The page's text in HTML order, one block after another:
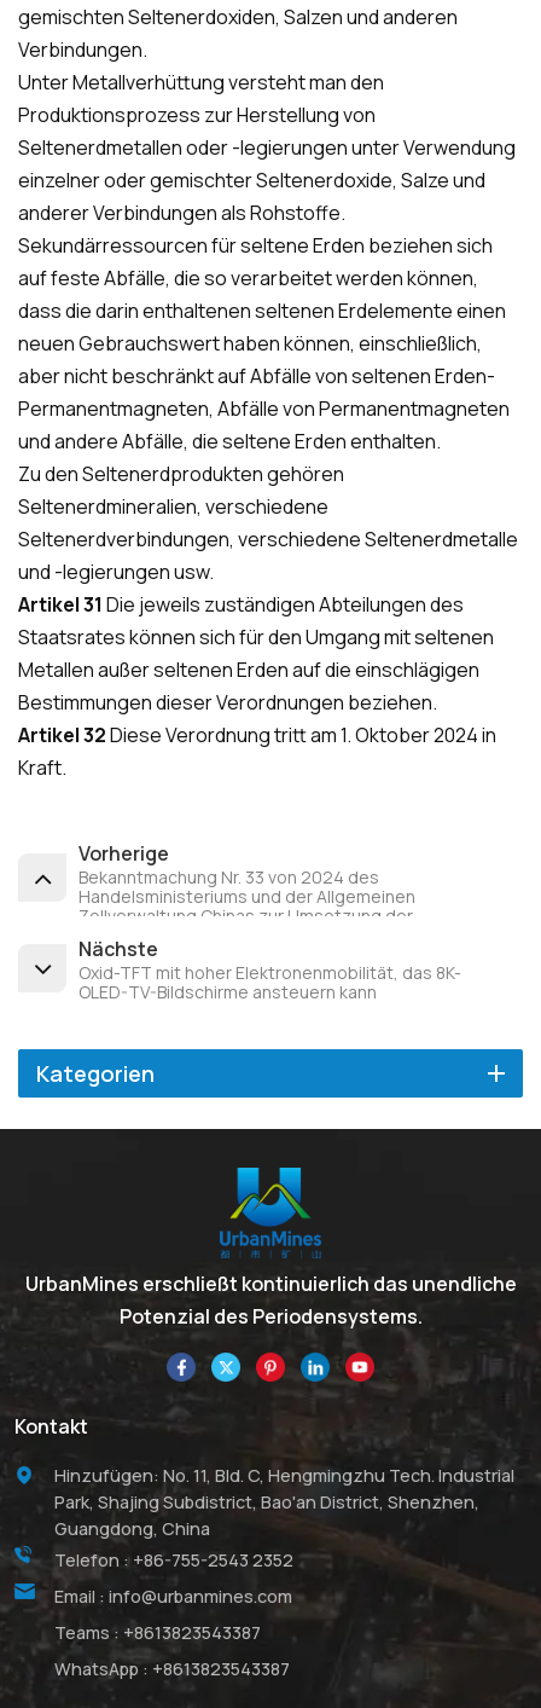
gemischten Seltenerdoxiden, Salzen und anderen
Verbindungen.
Unter Metallverhüttung versteht man den
Produktionsprozess zur Herstellung von
Seltenerdmetallen oder -legierungen unter Verwendung
einzelner oder gemischter Seltenerdoxide, Salze und
anderer Verbindungen als Rohstoffe.
Sekundärressourcen für seltene Erden beziehen sich
auf feste Abfälle, die so verarbeitet werden können,
dass die darin enthaltenen seltenen Erdelemente einen
neuen Gebrauchswert haben können, einschließlich,
aber nicht beschränkt auf Abfälle von seltenen Erden-
Permanentmagneten, Abfälle von Permanentmagneten
und andere Abfälle, die seltene Erden enthalten.
Zu den Seltenerdprodukten gehören
Seltenerdmineralien, verschiedene
Seltenerdverbindungen, verschiedene Seltenerdmetalle
und -legierungen usw.
Artikel 31 Die jeweils zuständigen Abteilungen des
Staatsrates können sich für den Umgang mit seltenen
Metallen außer seltenen Erden auf die einschlägigen
Bestimmungen dieser Verordnungen beziehen.
Artikel 32Diese Verordnung tritt am 1. Oktober 2024 in
Kraft.
Vorherige
Bekanntmachung Nr. 33 von 2024 des
Handelsministeriums und der Allgemeinen
Zollverwaltung Chinas zur Umsetzung der
Nächste
Oxid-TFT mit hoher Elektronenmobilität, das 8K-
OLED-TV-Bildschirme ansteuern kann
Kategorien
UrbanMines erschließt kontinuierlich das unendliche
Potenzial des Periodensystems.
Kontakt
Hinzufügen: No. 11, Bld. C, Hengmingzhu Tech. Industrial
Park, Shajing Subdistrict, Bao'an District, Shenzhen,
Guangdong, China
Telefon : +86-755-2543 2352
Email : info@urbanmines.com
Teams : +8613823543387
WhatsApp : +8613823543387